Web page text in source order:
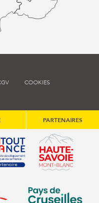
COOKIES
PARTENAIRES
une nouvelle fenêtre)
de France (s'ouvre
France (s'ouvre dans
une nouvelle fenêtre)
de communes du
Communauté de